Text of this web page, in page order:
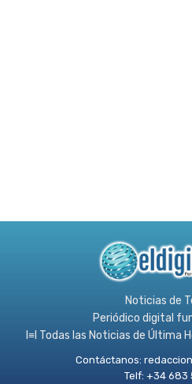
Noticias de
Periódico digital
l≡l Todas las Noticias de Última
Contáctanos:
Telf: +34 683